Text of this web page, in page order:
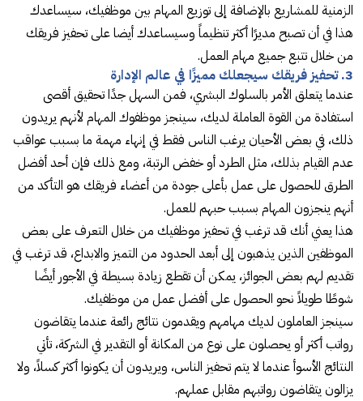
الزمنية للمشاريع بالإضافة إلى توزيع المهام بين موظفيك، سيساعدك
هذا في أن تصبح مديرًا أكثر تنظيماً وسيساعدك أيضا على تحفيز فريقك
من خلال تتبع جميع مهام العمل.
3. تحفيز فريقك سيجعلك مميزًا في عالم الإدارة
عندما يتعلق الأمر بالسلوك البشري، فمن السهل جدًا تحقيق أقصى
استفادة من القوة العاملة لديك، سينجز موظفوك المهام لأنهم يريدون
ذلك، في بعض الأحيان يرغب الناس فقط في إنهاء مهمة ما بسبب عواقب
عدم القيام بذلك، مثل الطرد أو خفض الرتبة، ومع ذلك فإن أحد أفضل
الطرق للحصول على عمل بأعلى جودة من أعضاء فريقك هو التأكد من
أنهم ينجزون المهام بسبب حبهم للعمل.
هذا يعني أنك قد ترغب في تحفيز موظفيك من خلال التعرف على بعض
الموظفين الذين يذهبون إلى أبعد الحدود من التميز والابداع، قد ترغب في
تقديم لهم بعض الجوائز، يمكن أن تقطع زيادة بسيطة في الأجور أيضًا
شوطًا طويلاً نحو الحصول على أفضل عمل من موظفيك.
سينجز العاملون لديك مهامهم ويقدمون نتائج رائعة عندما يتقاضون
رواتب أكثر أو يحصلون على نوع من المكانة أو التقدير في الشركة، تأتي
النتائج الأسوأ عندما لا يتم تحفيز الناس، ويريدون أن يكونوا أكثر كسلاً، ولا
يزالون يتقاضون رواتبهم مقابل عملهم.